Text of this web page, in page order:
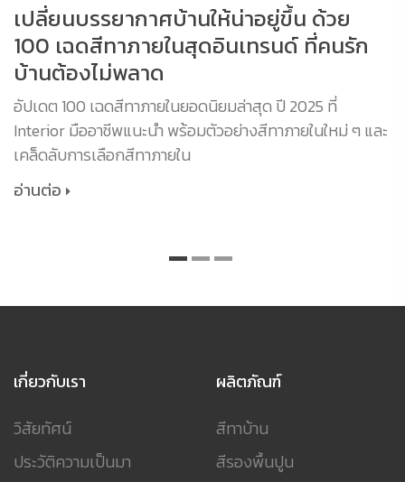
เปลี่ยนบรรยากาศบ้านให้น่าอยู่ขึ้น ด้วย
100 เฉดสีทาภายในสุดอินเทรนด์ ที่คนรัก
บ้านต้องไม่พลาด
อัปเดต 100 เฉดสีทาภายในยอดนิยมล่าสุด ปี 2025 ที่
Interior มืออาชีพแนะนำ พร้อมตัวอย่างสีทาภายในใหม่ ๆ และ
เคล็ดลับการเลือกสีทาภายใน
อ่านต่อ
เกี่ยวกับเรา
วิสัยทัศน์
ประวัติความเป็นมา
ผลิตภัณฑ์
สีทาบ้าน
สีรองพื้นปูน